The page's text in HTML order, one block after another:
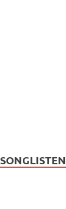
SONGLISTEN